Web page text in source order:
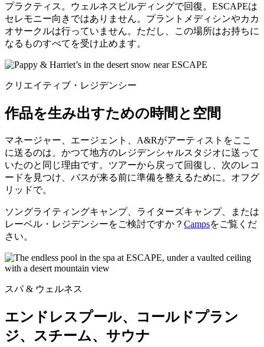
プラクティス。ウェルネスビルディングで回復。ESCAPEは
セレモニー向きではありません。プラントメディシンやカカ
オサークルは行っていません。ただし、この場所はお持ちに
なるものすべてを受け止めます。
クリエイティブ・レジデンシー
作品を生み出すための時間と空間
マネージャー、エージェント、A&Rがアーティストをここ
に送るのは、かつて地方のレジデンシャルスタジオに送って
いたのと同じ理由です。ツアーから戻って回復し、次のレコ
ードを見つけ、バスが来る前に準備を整えるために。オフグ
リッドで。
ソングライティングキャンプ、ライターズキャンプ、または
レーベル・レジデンシーをご検討ですか？ Campsをご覧くだ
さい。
スパ & ウェルネス
エンドレスプール、コールドプラン
ジ、スチーム、サウナ